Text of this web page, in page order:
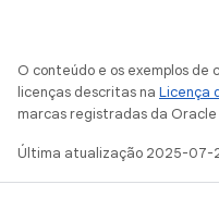
O conteúdo e os exemplos
licenças descritas na Licença
marcas registradas da Oracle
Última atualização 2025-07-